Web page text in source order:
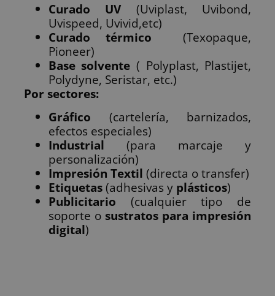
Curado UV (Uviplast, Uvibond,
Uvispeed, Uvivid,etc)
Curado térmico (Texopaque,
Pioneer)
Base solvente ( Polyplast, Plastijet,
Polydyne, Seristar, etc.)
Por sectores:
Gráfico (cartelería, barnizados,
efectos especiales)
Industrial (para marcaje y
personalización)
Impresión Textil (directa o transfer)
Etiquetas(adhesivas y plásticos)
Publicitario (cualquier tipo de
soporte o sustratos para impresión
digital)